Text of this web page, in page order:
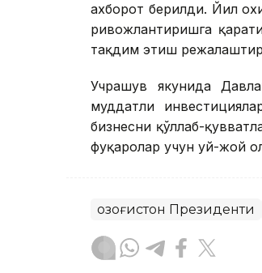
ахборот берилди. Йил
ривожлантиришга
тақдим этиш
Учрашув якунида
муддатли
бизнесни қўллаб-
фуқаролар учун уй-жой
Қозоғистон Президенти